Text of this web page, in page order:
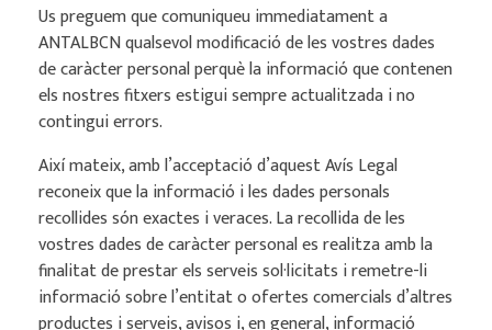
Us preguem que comuniqueu immediatament a
ANTALBCN qualsevol modificació de les vostres dades
de caràcter personal perquè la informació que contenen
els nostres fitxers estigui sempre actualitzada i no
contingui errors.
Així mateix, amb l’acceptació d’aquest Avís Legal
reconeix que la informació i les dades personals
recollides són exactes i veraces. La recollida de les
vostres dades de caràcter personal es realitza amb la
finalitat de prestar els serveis sol·licitats i remetre-li
informació sobre l’entitat o ofertes comercials d’altres
productes i serveis, avisos i, en general, informació